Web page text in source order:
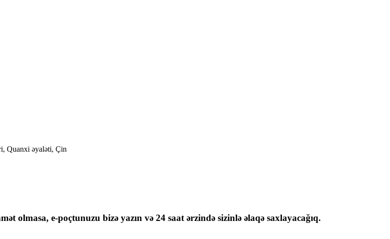
Quanxi əyaləti, Çin
olmasa, e-poçtunuzu bizə yazın və 24 saat ərzində sizinlə əlaqə saxlayacağıq.